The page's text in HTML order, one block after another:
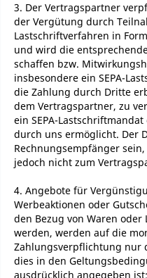
3. Der Vertragspartner
der Vergütung durch
Lastschriftverfahren in
und wird die
schaffen bzw.
insbesondere ein SEPA-
die Zahlung durch Dritte
dem Vertragspartner, zu
ein SEPA-
durch uns ermöglicht. Der
Rechnungsempfänger
jedoch nicht zum
4. Angebote für
Werbeaktionen oder
den Bezug von Waren
werden, werden auf die
Zahlungsverpflichtung nur
dies in den
ausdrücklich angegeben